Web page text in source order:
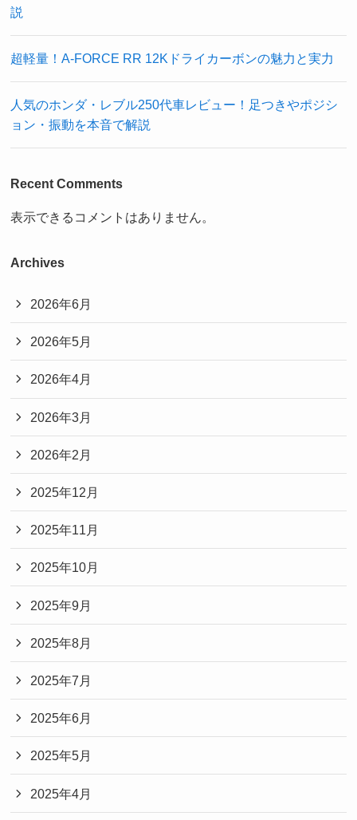
説
超軽量！A-FORCE RR 12Kドライカーボンの魅力と実力
人気のホンダ・レブル250代車レビュー！足つきやポジシ
ョン・振動を本音で解説
Recent Comments
表示できるコメントはありません。
Archives
2026年6月
2026年5月
2026年4月
2026年3月
2026年2月
2025年12月
2025年11月
2025年10月
2025年9月
2025年8月
2025年7月
2025年6月
2025年5月
2025年4月